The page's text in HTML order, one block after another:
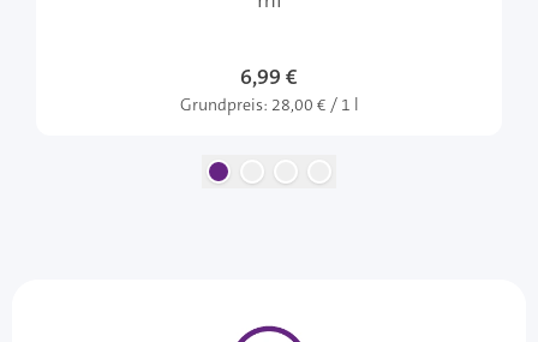
6,99 €
Grundpreis: 28,00 € / 1 l